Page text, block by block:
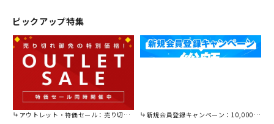
ピックアップ特集
アウトレット・特価セール：売り切れ御免の特別価格！ 新規会員登録キャンペーン：10,000円OFFクーポン進呈中！